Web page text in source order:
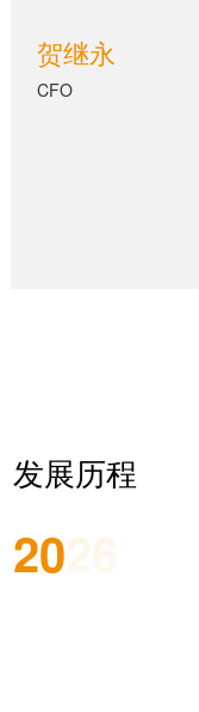
贺继永
CFO
发展历程
2026